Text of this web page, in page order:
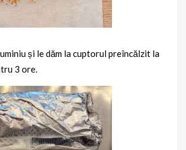
și ledăm la cuptorul preîncălzit la
3 ore.